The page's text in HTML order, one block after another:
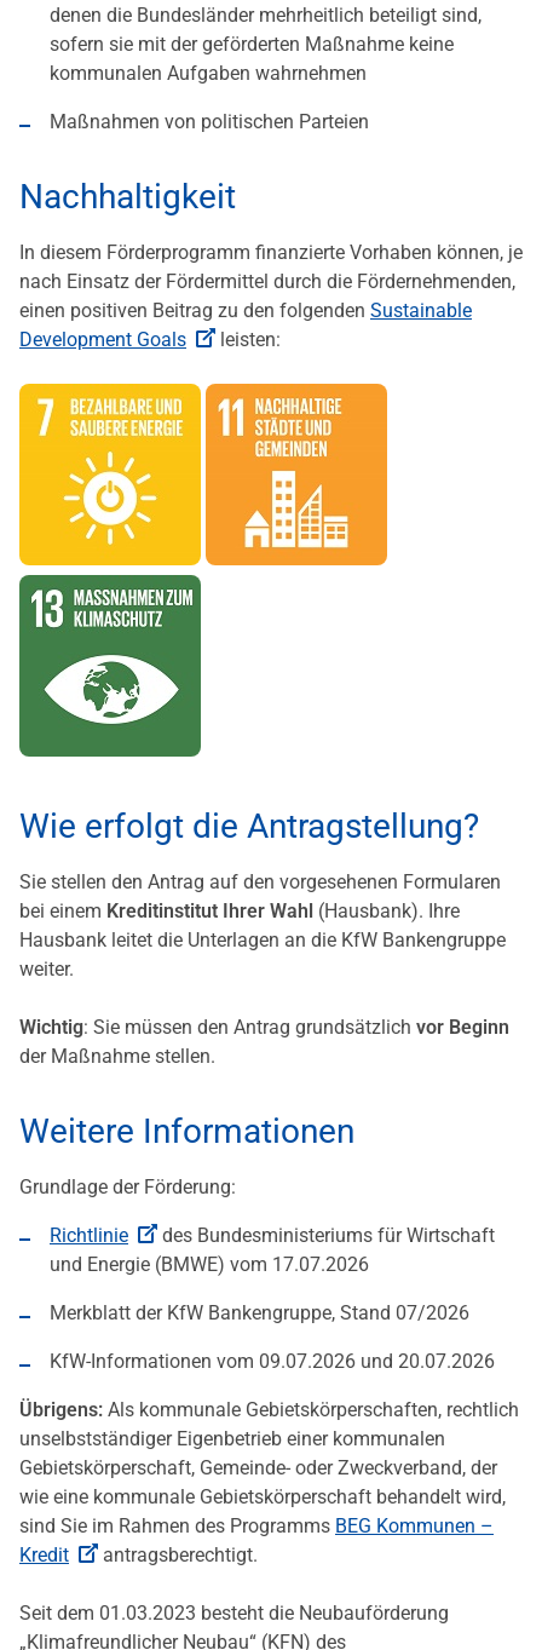
denen die Bundesländer mehrheitlich beteiligt sind,
sofern sie mit der geförderten Maßnahme keine
kommunalen Aufgaben wahrnehmen
Maßnahmen von politischen Parteien
Nachhaltigkeit
In diesem Förderprogramm finanzierte Vorhaben können, je
nach Einsatz der Fördermittel durch die Fördernehmenden,
einen positiven Beitrag zu den folgenden Sustainable
Development Goals
leisten:
Wie erfolgt die Antragstellung?
Sie stellen den Antrag auf den vorgesehenen Formularen
bei einem Kreditinstitut Ihrer Wahl (Hausbank). Ihre
Hausbank leitet die Unterlagen an die KfW Bankengruppe
weiter.
Wichtig: Sie müssen den Antrag grundsätzlich vor Beginn
der Maßnahme stellen.
Weitere Informationen
Grundlage der Förderung:
Richtlinie
des Bundesministeriums für Wirtschaft
und Energie (BMWE) vom 17.07.2026
Merkblatt der KfW Bankengruppe, Stand 07/2026
KfW-Informationen vom 09.07.2026 und 20.07.2026
Übrigens: Als kommunale Gebietskörperschaften, rechtlich
unselbstständiger Eigenbetrieb einer kommunalen
Gebietskörperschaft, Gemeinde- oder Zweckverband, der
wie eine kommunale Gebietskörperschaft behandelt wird,
sind Sie im Rahmen des Programms BEG Kommunen –
Kredit
antragsberechtigt.
Seit dem 01.03.2023 besteht die Neubauförderung
„Klimafreundlicher Neubau“ (KFN) des